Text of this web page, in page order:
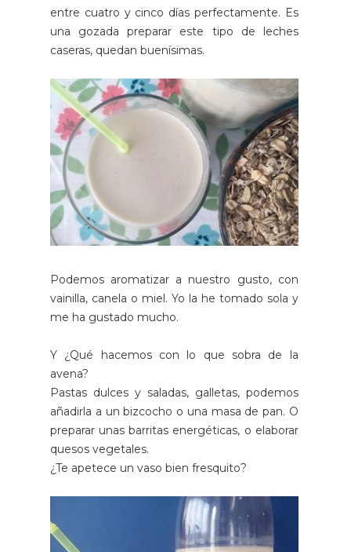
entre cuatro y cinco días perfectamente. Es
una gozada preparar este tipo de leches
caseras, quedan buenísimas.
Podemos aromatizar a nuestro gusto, con
vainilla, canela o miel. Yo la he tomado sola y
me ha gustado mucho.
Y ¿Qué hacemos con lo que sobra de la
avena?
Pastas dulces y saladas, galletas, podemos
añadirla a un bizcocho o una masa de pan. O
preparar unas barritas energéticas, o elaborar
quesos vegetales.
¿Te apetece un vaso bien fresquito?